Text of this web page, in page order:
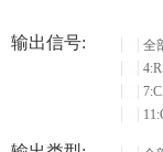
输出信号: 全